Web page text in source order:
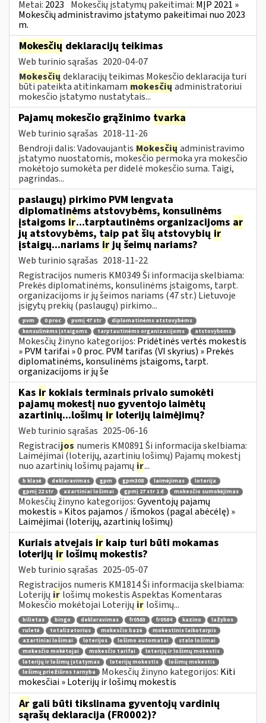
Metai: 2023 Mokesčių įstatymų pakeitimai: MĮP 2021 »
Mokesčių administravimo įstatymo pakeitimai nuo 2023
m.
Mokesčių deklaracijų teikimas
Web turinio sąrašas 2020-04-07
Mokesčių deklaracijų teikimas Mokesčio deklaracija turi
būti pateikta atitinkamam mokesčių administratoriui
mokesčio įstatymo nustatytais...
Pajamų mokesčio grąžinimo tvarka
Web turinio sąrašas 2018-11-26
Bendroji dalis: Vadovaujantis Mokesčių administravimo
įstatymo nuostatomis, mokesčio permoka yra mokesčio
mokėtojo sumokėta per didelė mokesčio suma. Taigi,
pagrindas...
paslaugų) pirkimo PVM lengvata
diplomatinėms atstovybėms, konsulinėms
įstaigoms ir...tarptautinėms organizacijoms ar
jų atstovybėms, taip pat šių atstovybių ir
įstaigų...nariams irjų šeimų nariams?
Web turinio sąrašas 2018-11-22
Registracijos numeris KM0349 Ši informacija skelbiama:
Prekės diplomatinėms, konsulinėms įstaigoms, tarpt.
organizacijoms ir jų šeimos nariams (47 str.) Lietuvoje
įsigytų prekių (paslaugų) pirkimo...
pvm 0 proc pvmį 47 str
diplomatinėms atstovybėms
konsulinėms įstaigoms
tarptautinėms organizacijoms atstovybėms
Mokesčių žinyno kategorijos: Pridėtinės vertės mokestis
» PVM tarifai » 0 proc. PVM tarifas (VI skyrius) » Prekės
diplomatinėms, konsulinėms įstaigoms, tarpt.
organizacijoms ir jų še
Kas ir kokiais terminais privalo sumokėti
pajamų mokestį nuo gyventojo laimėtų
azartinių...lošimų ir loterijų laimėjimų?
Web turinio sąrašas 2025-06-16
Registracijos numeris KM0891 Ši informacija skelbiama:
Laimėjimai (loterijų, azartinių lošimų) Pajamų mokestį
nuo azartinių lošimų pajamų ir...
b klasė deklaravimas gpm gpm308 laimėjimas
loterija
gpmį 22 str
azartiniai lošimai gpmį 27 str 1 d mokesčio sumokėjimas
Mokesčių žinyno kategorijos:Gyventojų pajamų
mokestis » Kitos pajamos / išmokos (pagal abėcėlę) »
Laimėjimai (loterijų, azartinių lošimų)
Kuriais atvejais ir kaip turi būti mokamas
loterijų ir lošimų mokestis?
Web turinio sąrašas 2025-05-07
Registracijos numeris KM1814 Ši informacija skelbiama:
Loterijų ir lošimų mokestis Aspektas Komentaras
Mokesčio mokėtojai Loterijų ir lošimų...
bilietas bingo deklaravimas fr0583 fr0584 kazino
lažybos
ruletė
totalizatorius mokesčio bazė
mokestinis laikotarpis
azartiniai lošimai
loterijos lošimo automatai
stalo lošimai
mokesčio mokėtojai
mokesčio tarifai
loterijų ir lošimų mokestis
loterijų ir lošimų įstatymas
loterijų mokestis
lošimų mokestis
lošimų priežiūros tarnyba
Mokesčių žinyno kategorijos: Kiti
mokesčiai » Loterijų ir lošimų mokestis
Ar gali būti tikslinama gyventojų vardinių
sąrašų deklaracija (FR0002)?